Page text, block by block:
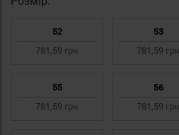
52
781,59 грн
53
781,59 грн
55
781,59 грн
56
781,59 грн